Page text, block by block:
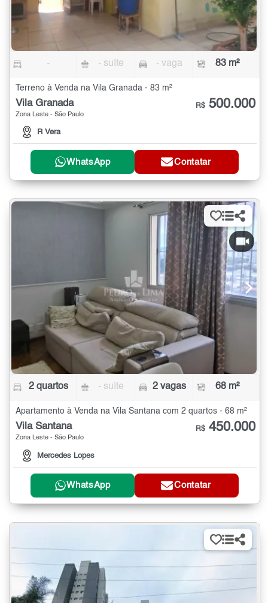
- - suíte - vaga 83 m²
Terreno à Venda na Vila Granada - 83 m²
Vila Granada
Zona Leste - São Paulo
R Vera
R$ 500.000
WhatsApp Contatar
2 quartos - suíte 2 vagas 68 m²
Apartamento à Venda na Vila Santana com 2 quartos - 68 m²
Vila Santana
Zona Leste - São Paulo
Mercedes Lopes
R$ 450.000
WhatsApp Contatar